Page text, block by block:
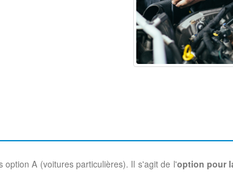
option A (voitures particulières). Il s'agit de l'option pour